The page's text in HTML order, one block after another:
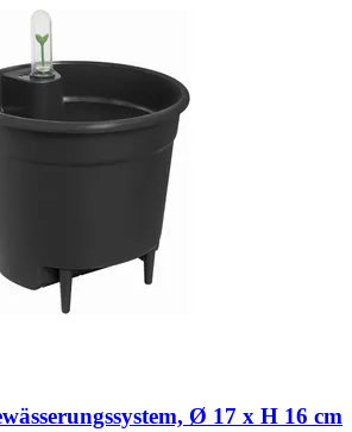
Ø 17 x H 16 cm